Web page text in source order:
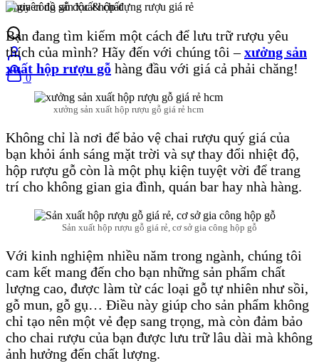
Chuyên đồ gỗ độc & chất
0
Bạn đang tìm kiếm một cách để lưu trữ rượu yêu
thích của mình? Hãy đến với chúng tôi –xưởng sản
xuất hộp rượu gỗ hàng đầu với giá cả phải chăng!
xưởng sản xuất hộp rượu gỗ giá rẻ hcm
Không chỉ là nơi để bảo vệ chai rượu quý giá của
bạn khỏi ánh sáng mặt trời và sự thay đổi nhiệt độ,
hộp rượu gỗ còn là một phụ kiện tuyệt vời để trang
trí cho không gian gia đình, quán bar hay nhà hàng.
Sản xuất hộp rượu gỗ giá rẻ, cơ sở gia công hộp gỗ
Với kinh nghiệm nhiều năm trong ngành, chúng tôi
cam kết mang đến cho bạn những sản phẩm chất
lượng cao, được làm từ các loại gỗ tự nhiên như sồi,
gỗ mun, gỗ gụ… Điều này giúp cho sản phẩm không
chỉ tạo nên một vẻ đẹp sang trọng, mà còn đảm bảo
cho chai rượu của bạn được lưu trữ lâu dài mà không
ảnh hưởng đến chất lượng.